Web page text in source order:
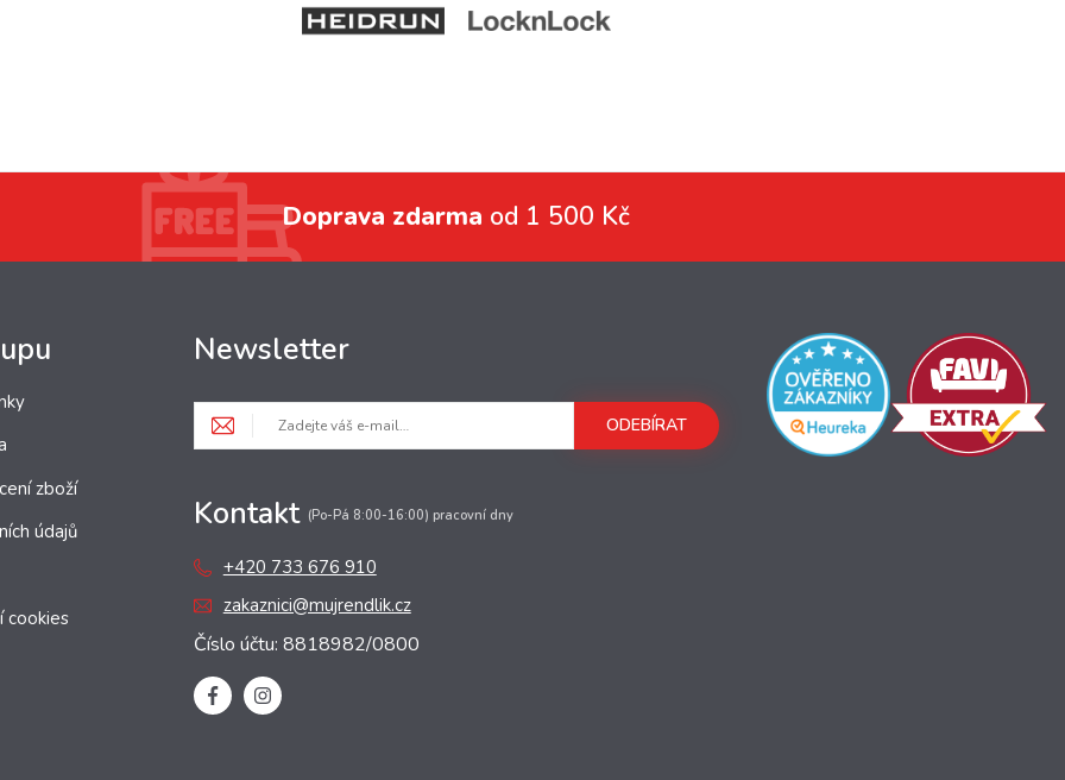
Doprava zdarma od 1 500 Kč
zboží
údajů
cookies
Newsletter
ODEBÍRAT
Kontakt (Po-Pá 8:00-16:00) pracovní dny
+420 733 676 910
zakaznici@mujrendlik.cz
Číslo účtu: 8818982/0800